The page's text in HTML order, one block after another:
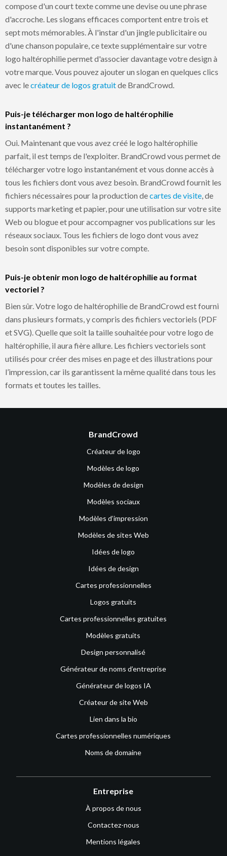
compose d'un court texte comme une devise ou une phrase
d'accroche. Les slogans efficaces comportent entre trois et
sept mots mémorables. À l'instar d'un jingle publicitaire ou
d'une chanson populaire, ce texte supplémentaire sur votre
logo haltérophilie permet d'associer davantage votre design à
votre marque. Vous pouvez ajouter un slogan en quelques clics
avec lecréateur de logos gratuitde BrandCrowd.
Puis-je télécharger mon logo de haltérophilie
instantanément ?
Oui. Maintenant que vous avez créé le logo haltérophilie
parfait, il est temps de l'exploiter. BrandCrowd vous permet de
télécharger votre logo instantanément et vous donne accès à
tous les fichiers dont vous avez besoin. BrandCrowd fournit les
fichiers nécessaires pour la production decartes de visite , de
supports marketing et papier, pour une utilisation sur votre site
Web ou blogue et pour accompagner vos publications sur les
réseaux sociaux. Tous les fichiers de logo dont vous avez
besoin sont disponibles sur votre compte.
Puis-je obtenir mon logo de haltérophilie au format
vectoriel ?
Bien sûr. Votre logo de haltérophilie de BrandCrowd est fourni
dans plusieurs formats, y compris des fichiers vectoriels (PDF
et SVG). Quelle que soit la taille souhaitée pour votre logo de
haltérophilie, il aura fière allure. Les fichiers vectoriels sont
utilisés pour créer des mises en page et des illustrations pour
l’impression, car ils garantissent la même qualité dans tous les
formats et toutes les tailles.
BrandCrowd
Créateur de logo
Modèles de logo
Modèles de design
Modèles sociaux
Modèles d’impression
Modèles de sites Web
Idées de logo
Idées de design
Cartes professionnelles
Logos gratuits
Cartes professionnelles gratuites
Modèles gratuits
Design personnalisé
Générateur de noms d’entreprise
Générateur de logos IA
Créateur de site Web
Lien dans la bio
Cartes professionnelles numériques
Noms de domaine
Entreprise
À propos de nous
Contactez-nous
Mentions légales